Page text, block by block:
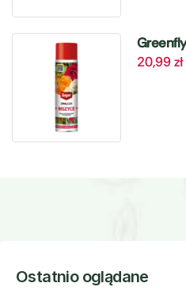
– 405 ml
20,99zł
Ostatnio oglądane